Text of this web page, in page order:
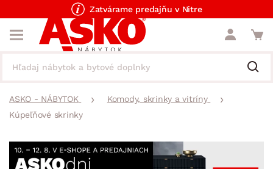
Zatvárame predajňu v Nitre
ASKO - NÁBYTOK
Komody, skrinky a vitríny
Kúpeľňové skrinky